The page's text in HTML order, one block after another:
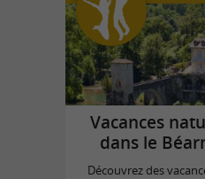
Vacances
dans le
Découvrez des